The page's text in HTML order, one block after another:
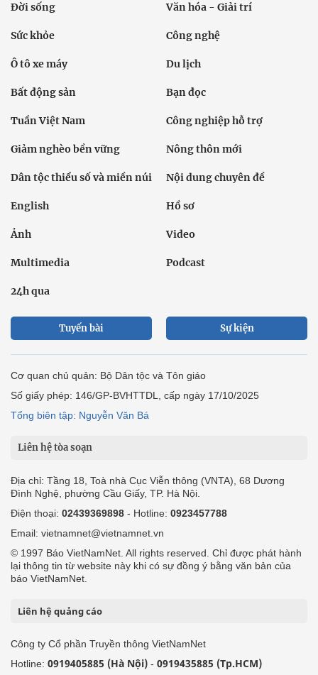
Đời sống Văn hóa - Giải trí
Sức khỏe Công nghệ
Ô tô xe máy Du lịch
Bất động sản Bạn đọc
Tuần Việt Nam Công nghiệp hỗ trợ
Giảm nghèo bền vững Nông thôn mới
Dân tộc thiểu số và miền núi Nội dung chuyên đề
English Hồ sơ
Ảnh Video
Multimedia Podcast
24h qua
Tuyến bài Sự kiện
Cơ quan chủ quản: Bộ Dân tộc và Tôn giáo
Số giấy phép: 146/GP-BVHTTDL, cấp ngày 17/10/2025
Tổng biên tập: Nguyễn Văn Bá
Liên hệ tòa soạn
Địa chỉ: Tầng 18, Toà nhà Cục Viễn thông (VNTA), 68 Dương
Đình Nghệ, phường Cầu Giấy, TP. Hà Nội.
Điện thoại: 02439369898 - Hotline: 0923457788
Email: vietnamnet@vietnamnet.vn
© 1997 Báo VietNamNet. All rights reserved. Chỉ được phát hành
lại thông tin từ website này khi có sự đồng ý bằng văn bản của
báo VietNamNet.
Liên hệ quảng cáo
Công ty Cổ phần Truyền thông VietNamNet
Hotline: 0919405885 (Hà Nội) - 0919435885 (Tp.HCM)